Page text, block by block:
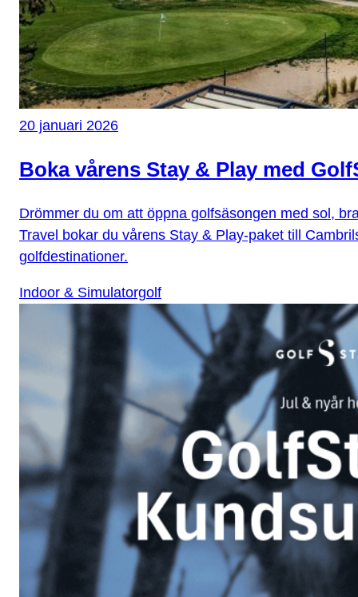
20 januari 2026
Boka vårens Stay & Play med
Drömmer du om att öppna golfsäsongen med sol,
Travel bokar du vårens Stay & Play-paket till
golfdestinationer.
Indoor & Simulatorgolf